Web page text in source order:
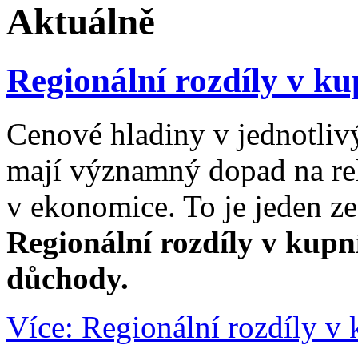
Aktuálně
Regionální rozdíly v
Cenové hladiny v
mají významný dopad na
v ekonomice. To je jeden
Regionální rozdíly v
důchody.
Více: Regionální rozdíly v